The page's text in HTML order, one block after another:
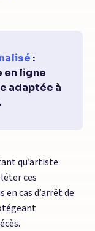
:
en ligne
adaptée à
qu’artiste
ces
cas d’arrêt de